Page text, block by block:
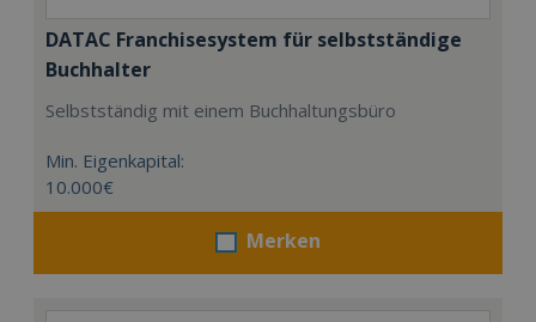
DATAC Franchisesystem für selbstständige
Buchhalter
Selbstständig mit einem Buchhaltungsbüro
Min. Eigenkapital:
10.000€
Merken